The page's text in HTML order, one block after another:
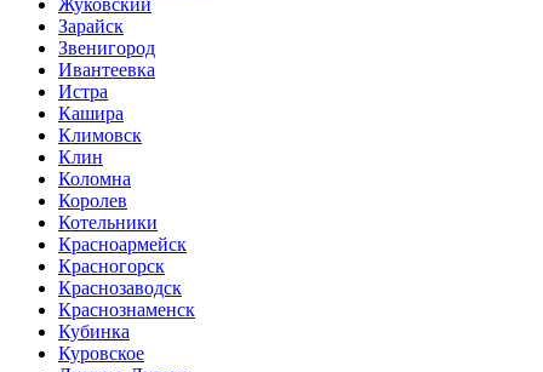
Зарайск
Звенигород
Ивантеевка
Истра
Кашира
Климовск
Клин
Коломна
Королев
Котельники
Красноармейск
Красногорск
Краснозаводск
Краснознаменск
Кубинка
Куровское